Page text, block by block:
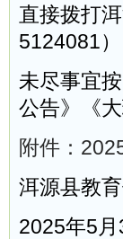
直接拨打
5124081
未尽事宜
公告》《
附件：
洱源县教
2025年5月